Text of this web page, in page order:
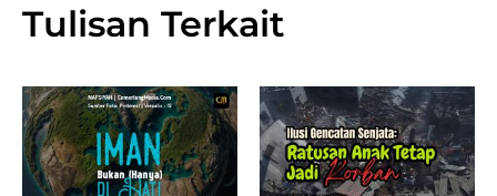
Tulisan Terkait